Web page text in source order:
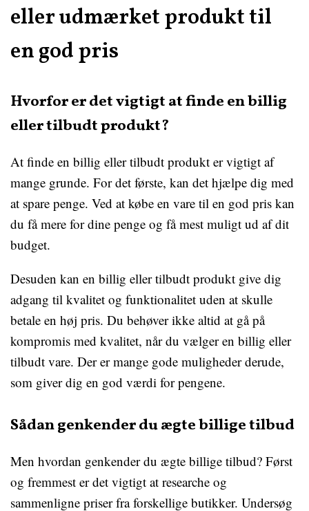
eller udmærket produkt til
en god pris
Hvorfor er det vigtigt at finde en billig
eller tilbudt produkt?
At finde en billig eller tilbudt produkt er vigtigt af
mange grunde. For det første, kan det hjælpe dig med
at spare penge. Ved at købe en vare til en god pris kan
du få mere for dine penge og få mest muligt ud af dit
budget.
Desuden kan en billig eller tilbudt produkt give dig
adgang til kvalitet og funktionalitet uden at skulle
betale en høj pris. Du behøver ikke altid at gå på
kompromis med kvalitet, når du vælger en billig eller
tilbudt vare. Der er mange gode muligheder derude,
som giver dig en god værdi for pengene.
Sådan genkender du ægte billige tilbud
Men hvordan genkender du ægte billige tilbud? Først
og fremmest er det vigtigt at researche og
sammenligne priser fra forskellige butikker. Undersøg